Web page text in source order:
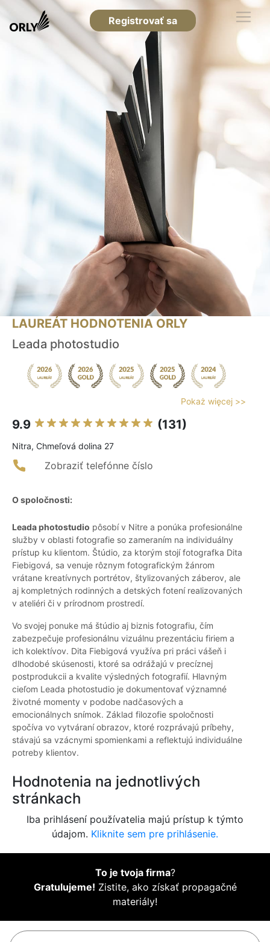
Registrovať sa
LAUREÁT HODNOTENIA ORLY
Leada photostudio
Pokaż więcej >>
9.9 (131)
Nitra, Chmeľová dolina 27
Zobraziť telefónne číslo
O spoločnosti:
Leada photostudio pôsobí v Nitre a ponúka profesionálne
služby v oblasti fotografie so zameraním na individuálny
prístup ku klientom. Štúdio, za ktorým stojí fotografka Dita
Fiebigová, sa venuje rôznym fotografickým žánrom
vrátane kreatívnych portrétov, štylizovaných záberov, ale
aj kompletných rodinných a detských fotení realizovaných
v ateliéri či v prírodnom prostredí.
Vo svojej ponuke má štúdio aj biznis fotografiu, čím
zabezpečuje profesionálnu vizuálnu prezentáciu firiem a
ich kolektívov. Dita Fiebigová využíva pri práci vášeň i
dlhodobé skúsenosti, ktoré sa odrážajú v precíznej
postprodukcii a kvalite výsledných fotografií. Hlavným
cieľom Leada photostudio je dokumentovať významné
životné momenty v podobe nadčasových a
emocionálnych snímok. Základ filozofie spoločnosti
spočíva vo vytváraní obrazov, ktoré rozprávajú príbehy,
stávajú sa vzácnymi spomienkami a reflektujú individuálne
potreby klientov.
Hodnotenia na jednotlivých
stránkach
Iba prihlásení používatelia majú prístup k týmto
údajom. Kliknite sem pre prihlásenie.
To je tvoja firma?
Gratulujeme! Zistite, ako získať propagačné
materiály!